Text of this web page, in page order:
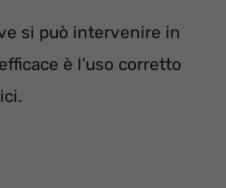
si può intervenire in
è l’uso corretto